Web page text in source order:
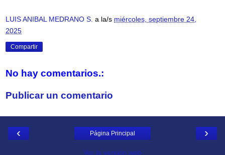
LUIS ANIBAL MEDRANO S. a la/s miércoles, septiembre 24,
2025
Compartir
No hay comentarios.:
Publicar un comentario
‹ ›
Página Principal
Ver la versión web